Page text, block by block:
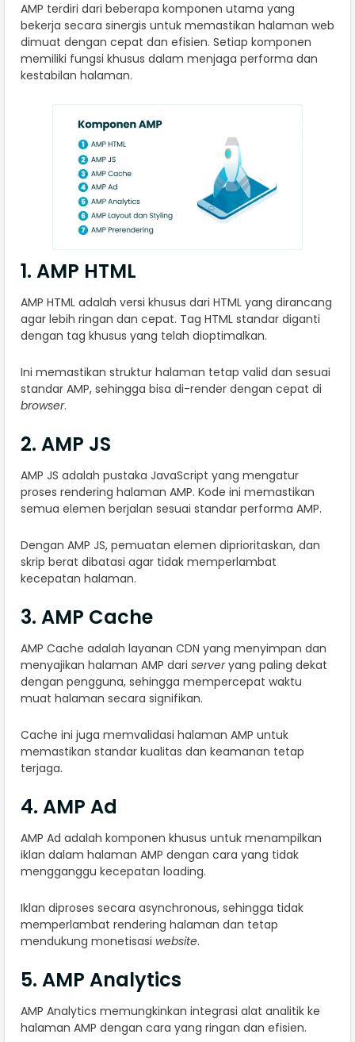
AMP terdiri dari beberapa komponen utama yang
bekerja secara sinergis untuk memastikan halaman web
dimuat dengan cepat dan efisien. Setiap komponen
memiliki fungsi khusus dalam menjaga performa dan
kestabilan halaman.
1. AMP HTML
AMP HTML adalah versi khusus dari HTML yang dirancang
agar lebih ringan dan cepat. Tag HTML standar diganti
dengan tag khusus yang telah dioptimalkan.
Ini memastikan struktur halaman tetap valid dan sesuai
standar AMP, sehingga bisa di-render dengan cepat di
browser.
2. AMP JS
AMP JS adalah pustaka JavaScript yang mengatur
proses rendering halaman AMP. Kode ini memastikan
semua elemen berjalan sesuai standar performa AMP.
Dengan AMP JS, pemuatan elemen diprioritaskan, dan
skrip berat dibatasi agar tidak memperlambat
kecepatan halaman.
3. AMP Cache
AMP Cache adalah layanan CDN yang menyimpan dan
menyajikan halaman AMP dari serveryang paling dekat
dengan pengguna, sehingga mempercepat waktu
muat halaman secara signifikan.
Cache ini juga memvalidasi halaman AMP untuk
memastikan standar kualitas dan keamanan tetap
terjaga.
4. AMP Ad
AMP Ad adalah komponen khusus untuk menampilkan
iklan dalam halaman AMP dengan cara yang tidak
mengganggu kecepatan loading.
Iklan diproses secara asynchronous, sehingga tidak
memperlambat rendering halaman dan tetap
mendukung monetisasi website.
5. AMP Analytics
AMP Analytics memungkinkan integrasi alat analitik ke
halaman AMP dengan cara yang ringan dan efisien.